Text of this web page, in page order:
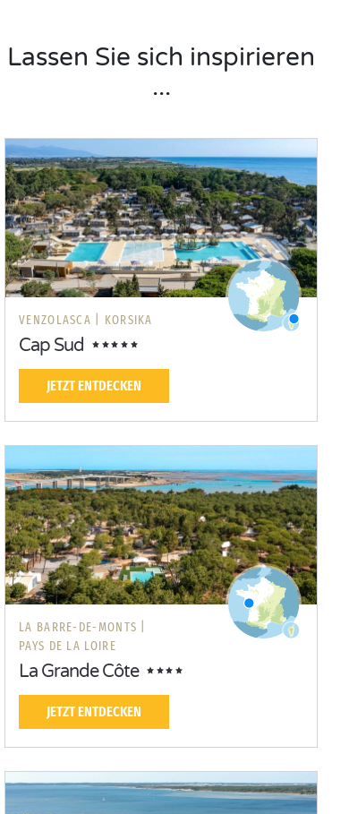
Lassen Sie sich inspirieren
...
VENZOLASCA | KORSIKA
Cap Sud
JETZT ENTDECKEN
LA BARRE-DE-MONTS |
PAYS DE LA LOIRE
La Grande Côte
JETZT ENTDECKEN